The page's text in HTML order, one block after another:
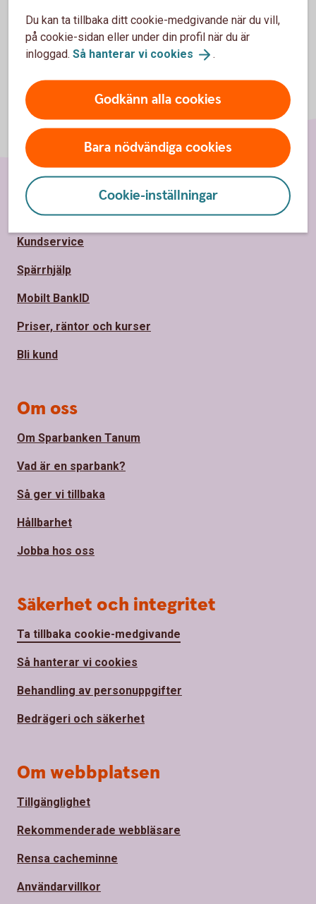
Du kan ta tillbaka ditt cookie-medgivande när du vill,
på cookie-sidan eller under din profil när du är
inloggad. Så hanterar vi cookies .
Godkänn alla cookies
Bara nödvändiga cookies
Cookie-inställningar
Sidfot
Hitta snabbt
Kundservice
Spärrhjälp
Mobilt BankID
Priser, räntor och kurser
Bli kund
Om oss
Om Sparbanken Tanum
Vad är en sparbank?
Så ger vi tillbaka
Hållbarhet
Jobba hos oss
Säkerhet och integritet
Ta tillbaka cookie-medgivande
Så hanterar vi cookies
Behandling av personuppgifter
Bedrägeri och säkerhet
Om webbplatsen
Tillgänglighet
Rekommenderade webbläsare
Rensa cacheminne
Användarvillkor